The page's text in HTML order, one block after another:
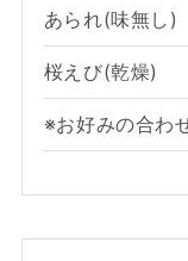
あられ(味無し)
桜えび(乾燥)
※お好みの合わ